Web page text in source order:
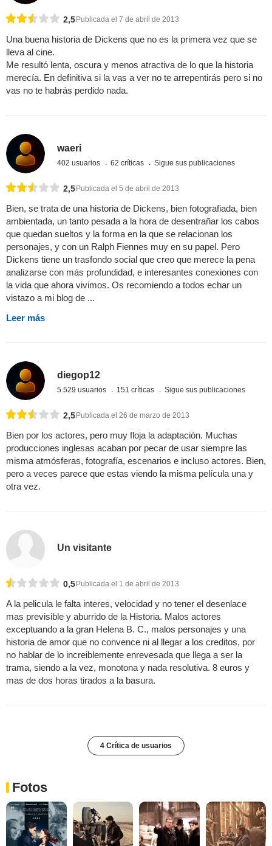
2,5 Publicada el 7 de abril de 2013
Una buena historia de Dickens que no es la primera vez que se
lleva al cine.
Me resultó lenta, oscura y menos atractiva de lo que la historia
merecía. En definitiva si la vas a ver no te arrepentirás pero si no
vas no te habrás perdido nada.
waeri
402 usuarios 62 críticas Sigue sus publicaciones
2,5Publicada el 5 de abril de 2013
Bien, se trata de una historia de Dickens, bien fotografiada, bien
ambientada, un tanto pesada a la hora de desentrañar los cabos
que quedan sueltos y la forma en la que se relacionan los
personajes, y con un Ralph Fiennes muy en su papel. Pero
Dickens tiene un trasfondo social que creo que merece la pena
analizarse con más profundidad, e interesantes conexiones con
la vida que ahora vivimos. Os recomiendo a todos echar un
vistazo a mi blog de ...
Leer más
diegop12
5.529 usuarios 151 críticas Sigue sus publicaciones
2,5Publicada el 26 de marzo de 2013
Bien por los actores, pero muy floja la adaptación. Muchas
producciones inglesas acaban por pecar de usar siempre las
misma atmósferas, fotografía, escenarios e incluso actores. Bien,
pero a veces parece que estas viendo la misma película una y
otra vez.
Un visitante
0,5 Publicada el 1 de abril de 2013
A la pelicula le falta interes, velocidad y no tener el desenlace
mas previsible y aburrido de la Historia. Malos actores
exceptuando a la gran Helena B. C., malos personajes y una
historia de amor que no convence ni al llegar a los creditos, por
no hablar de lo increiblemente enrevesada que llega a ser la
trama, siendo a la vez, monotona y nada resolutiva. 8 euros y
mas de dos horas tirados a la basura.
4 Crítica de usuarios
Fotos